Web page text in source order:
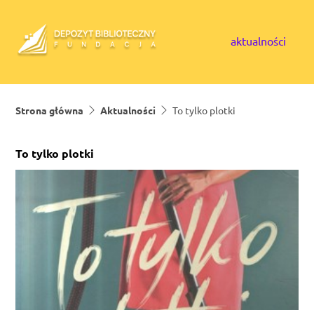
aktualności
Strona główna Aktualności To tylko plotki
To tylko plotki